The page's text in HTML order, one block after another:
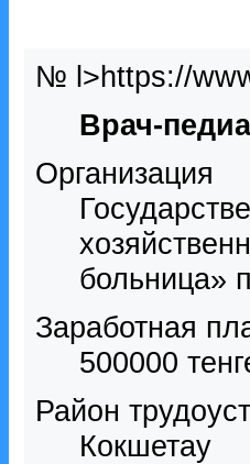
№ l>https://
Врач-
Организация
больница»
Заработная
500000
Район
Кокшетау